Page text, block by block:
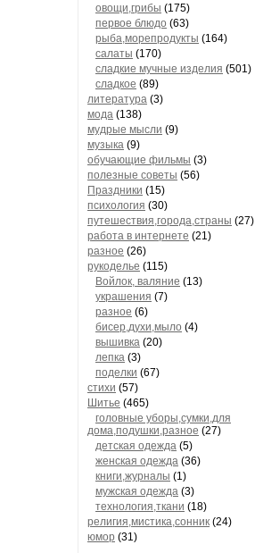
овощи,грибы (175)
первое блюдо (63)
рыба,морепродукты (164)
салаты (170)
сладкие мучные изделия (501)
сладкое (89)
литература (3)
мода (138)
мудрые мысли (9)
музыка (9)
обучающие фильмы (3)
полезные советы (56)
Праздники (15)
психология (30)
путешествия,города,страны (27)
работа в интернете (21)
разное (26)
рукоделье (115)
Войлок, валяние (13)
украшения (7)
разное (6)
бисер,духи,мыло (4)
вышивка (20)
лепка (3)
поделки (67)
стихи (57)
Шитье (465)
головные уборы,сумки,для
дома,подушки,разное (27)
детская одежда (5)
женская одежда (36)
книги,журналы (1)
мужская одежда (3)
технология,ткани (18)
религия,мистика,сонник (24)
юмор (31)